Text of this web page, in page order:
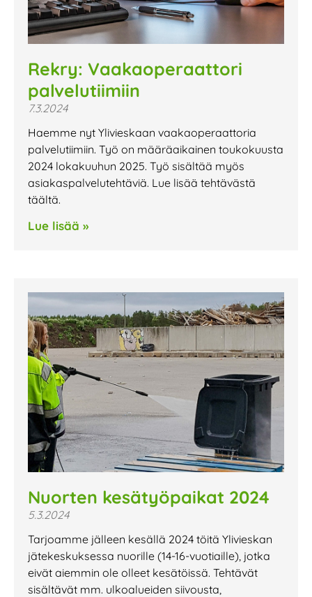
Rekry: Vaakaoperaattori
palvelutiimiin
7.3.2024
Haemme nyt Ylivieskaan vaakaoperaattoria
palvelutiimiin. Työ on määräaikainen toukokuusta
2024 lokakuuhun 2025. Työ sisältää myös
asiakaspalvelutehtäviä. Lue lisää tehtävästä
täältä.
Lue lisää »
Nuorten kesätyöpaikat 2024
5.3.2024
Tarjoamme jälleen kesällä 2024 töitä Ylivieskan
jätekeskuksessa nuorille (14-16-vuotiaille), jotka
eivät aiemmin ole olleet kesätöissä. Tehtävät
sisältävät mm. ulkoalueiden siivousta,